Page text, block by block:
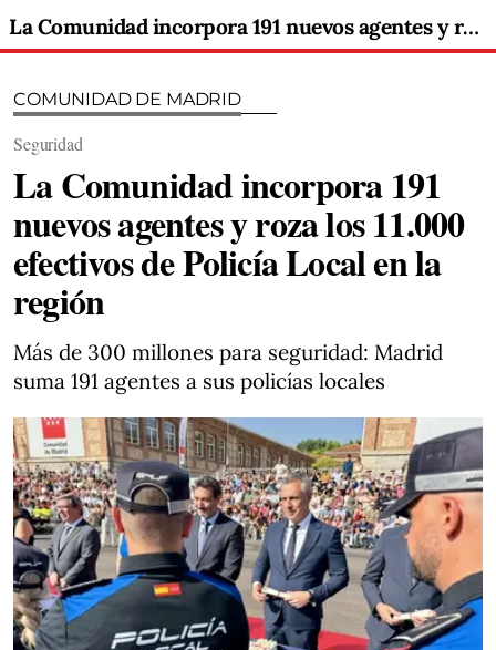
La Comunidad incorpora 191 nuevos agentes y roza los 11.000 efectivos de Policía Local en la región
COMUNIDAD DE MADRID
Seguridad
La Comunidad incorpora 191
nuevos agentes y roza los 11.000
efectivos de Policía Local en la
región
Más de 300 millones para seguridad: Madrid
suma 191 agentes a sus policías locales